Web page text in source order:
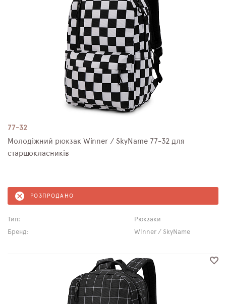
77-32
Молодіжний рюкзак Winner / SkyName 77-32 для
старшокласників
РОЗПРОДАНО
Тип:
Рюкзаки
Бренд:
Winner / SkyName